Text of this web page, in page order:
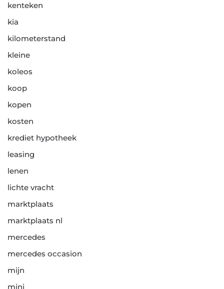
kenteken
kia
kilometerstand
kleine
koleos
koop
kopen
kosten
krediet hypotheek
leasing
lenen
lichte vracht
marktplaats
marktplaats nl
mercedes
mercedes occasion
mijn
mini